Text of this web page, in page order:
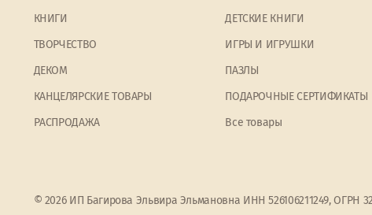
КНИГИ
ДЕТСКИЕ КНИГИ
ТВОРЧЕСТВО
ИГРЫ И ИГРУШКИ
ДЕКОМ
ПАЗЛЫ
КАНЦЕЛЯРСКИЕ ТОВАРЫ
ПОДАРОЧНЫЕ СЕРТИФИКАТЫ
PАСПРОДАЖА
Все товары
© 2026 ИП Багирова Эльвира Эльмановна ИНН 526106211249, ОГРН